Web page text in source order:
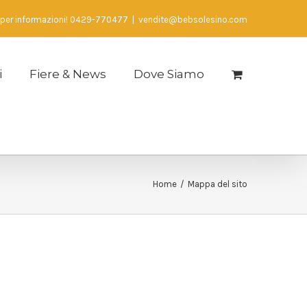
informazioni! 0429-770477 | vendite@bebsolesino.com
Fiere & News Dove Siamo
Home / Mappa del sito